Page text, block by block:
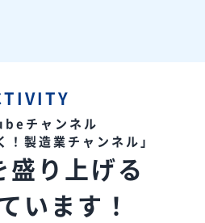
チャンネル
！製造業チャンネル」
盛り上げる
います！